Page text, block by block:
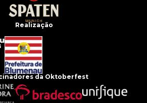
Realização
da Oktoberfest